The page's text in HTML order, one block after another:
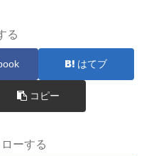
る
はてブ
コピー
ーする